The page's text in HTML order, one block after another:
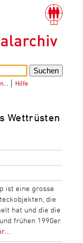
Hilfe
Wettrüsten
ist eine grosse
die
hat und die die
frühen 1990er